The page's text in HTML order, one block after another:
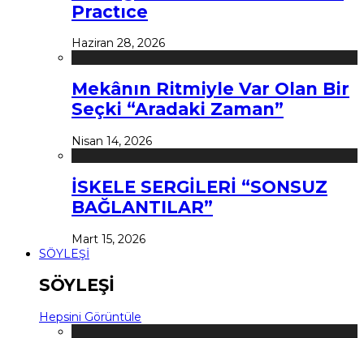
Practıce
Haziran 28, 2026
Mekânın Ritmiyle Var Olan Bir
Seçki “Aradaki Zaman”
Nisan 14, 2026
İSKELE SERGİLERİ “SONSUZ
BAĞLANTILAR”
Mart 15, 2026
SÖYLEŞİ
SÖYLEŞİ
Hepsini Görüntüle